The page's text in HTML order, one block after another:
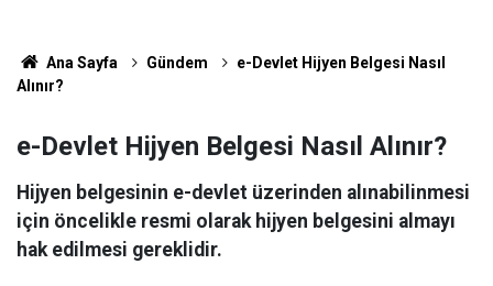
Ana Sayfa Gündem
e-Devlet Hijyen Belgesi Nasıl
Alınır?
e-Devlet Hijyen Belgesi Nasıl Alınır?
Hijyen belgesinin e-devlet üzerinden alınabilinmesi
için öncelikle resmi olarak hijyen belgesini almayı
hak edilmesi gereklidir.